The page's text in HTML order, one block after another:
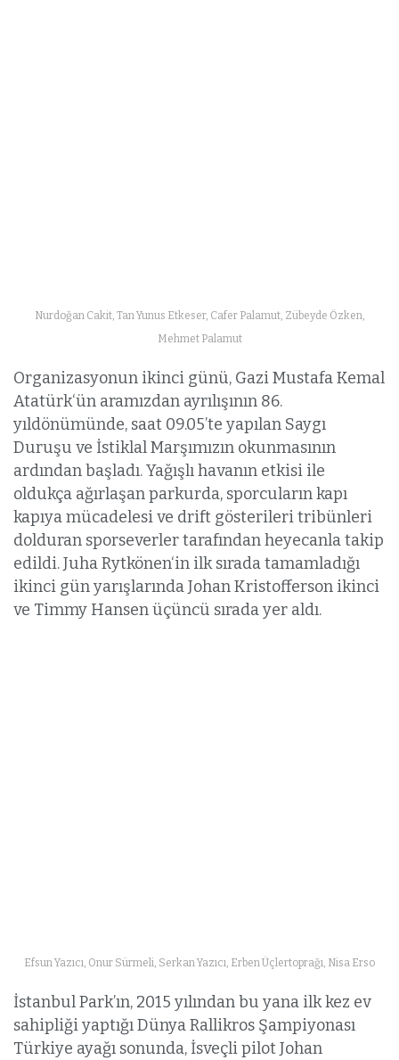
Nurdoğan Cakit, Tan Yunus Etkeser, Cafer Palamut, Zübeyde Özken,
Mehmet Palamut
Organizasyonun ikinci günü, Gazi Mustafa Kemal
Atatürk‘ün aramızdan ayrılışının 86.
yıldönümünde, saat 09.05’te yapılan Saygı
Duruşu ve İstiklal Marşımızın okunmasının
ardından başladı. Yağışlı havanın etkisi ile
oldukça ağırlaşan parkurda, sporcuların kapı
kapıya mücadelesi ve drift gösterileri tribünleri
dolduran sporseverler tarafından heyecanla takip
edildi. Juha Rytkönen‘in ilk sırada tamamladığı
ikinci gün yarışlarında Johan Kristofferson ikinci
ve Timmy Hansen üçüncü sırada yer aldı.
Efsun Yazıcı, Onur Sürmeli, Serkan Yazıcı, Erben Üçlertoprağı, Nisa Erso
İstanbul Park’ın, 2015 yılından bu yana ilk kez ev
sahipliği yaptığı Dünya Rallikros Şampiyonası
Türkiye ayağı sonunda, İsveçli pilot Johan